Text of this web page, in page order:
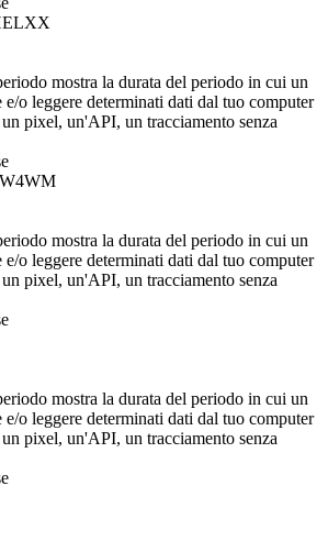
mostra la durata del periodo in cui un
o leggere determinati dati dal tuo computer
pixel, un'API, un tracciamento senza
mostra la durata del periodo in cui un
o leggere determinati dati dal tuo computer
pixel, un'API, un tracciamento senza
mostra la durata del periodo in cui un
o leggere determinati dati dal tuo computer
pixel, un'API, un tracciamento senza